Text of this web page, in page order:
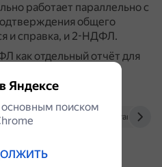
работает параллельно с
общего
и справка, и 2-НДФЛ.
как отдельный отчёт для
и включена в состав
qugo.ru finance.rambler.ru
Яндексе
поиском